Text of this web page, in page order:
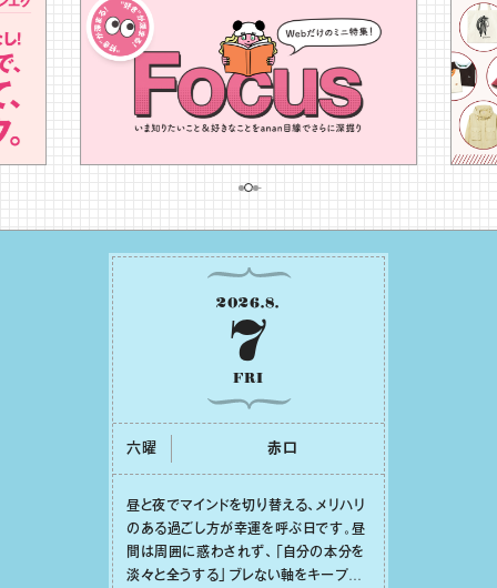
2026.8.
7
FRI
六曜 ⾚⼝
昼と夜でマインドを切り替える、メリハリ
のある過ごし⽅が幸運を呼ぶ⽇です。昼
間は周囲に惑わされず、「⾃分の本分を
淡々と全うする」ブレない軸をキープし